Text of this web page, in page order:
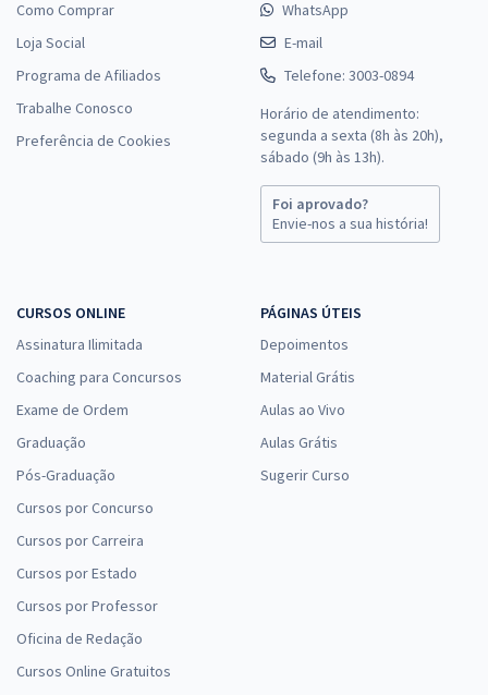
Como Comprar
Loja Social
Programa de Afiliados
Trabalhe Conosco
Preferência de Cookies
WhatsApp
E-mail
Telefone: 3003-0894
Horário de atendimento:
segunda a sexta (8h às 20h),
sábado (9h às 13h).
Foi aprovado?
Envie-nos a sua história!
CURSOS ONLINE
Assinatura Ilimitada
Coaching para Concursos
Exame de Ordem
Graduação
Pós-Graduação
Cursos por Concurso
Cursos por Carreira
Cursos por Estado
Cursos por Professor
Oficina de Redação
Cursos Online Gratuitos
PÁGINAS ÚTEIS
Depoimentos
Material Grátis
Aulas ao Vivo
Aulas Grátis
Sugerir Curso